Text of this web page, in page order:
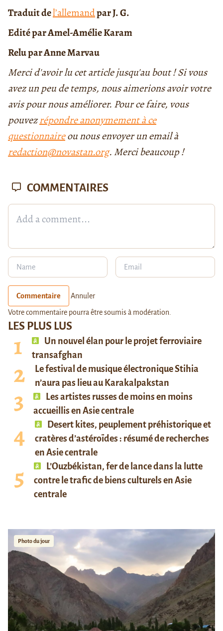
Traduit del’allemandpar J. G.
Edité par Amel-Amélie Karam
Relu par Anne Marvau
Merci d'avoir lu cet article jusqu'au bout ! Si vous
avez un peu de temps, nous aimerions avoir votre
avis pour nous améliorer. Pour ce faire, vous
pouvezrépondre anonymement à ce
questionnaireou nous envoyer un email à
redaction@novastan.org. Merci beaucoup !
LES PLUS LUS
Un nouvel élan pour le projet ferroviaire
transafghan
Le festival de musique électronique Stihia
n’aura pas lieu au Karakalpakstan
Les artistes russes de moins en moins
accueillis en Asie centrale
Desert kites, peuplement préhistorique et
cratères d’astéroïdes : résumé de recherches
en Asie centrale
L’Ouzbékistan, fer de lance dans la lutte
contre le trafic de biens culturels en Asie
centrale
Photo du jour
COMMENTAIRES
Commentaire Annuler
Votre commentaire pourra être soumis à modération.